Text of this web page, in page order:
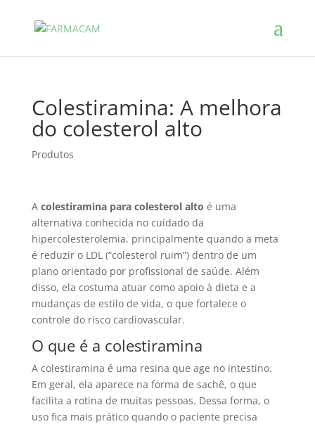
Colestiramina: A melhora
do colesterol alto
Produtos
A colestiramina para colesterol alto é uma
alternativa conhecida no cuidado da
hipercolesterolemia, principalmente quando a meta
é reduzir o LDL (“colesterol ruim”) dentro de um
plano orientado por profissional de saúde. Além
disso, ela costuma atuar como apoio à dieta e a
mudanças de estilo de vida, o que fortalece o
controle do risco cardiovascular.
O que é a colestiramina
A colestiramina é uma resina que age no intestino.
Em geral, ela aparece na forma de sachê, o que
facilita a rotina de muitas pessoas. Dessa forma, o
uso fica mais prático quando o paciente precisa